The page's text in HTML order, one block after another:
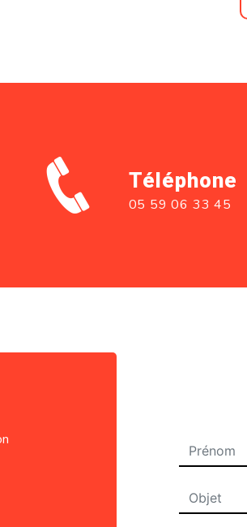
Téléphone
05 59 06 33 45